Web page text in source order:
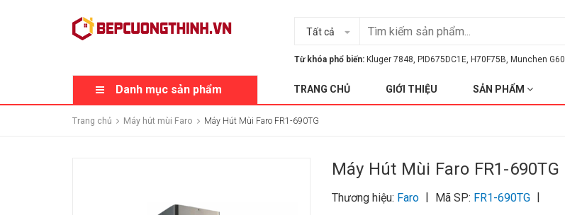
Tất cả
Từ khóa phổ biến: Kluger 7848, PID675DC1E, H70F75B, Munchen G60I
Danh mục sản phẩm TRANG CHỦ GIỚI THIỆU SẢN PHẨM
Trang chủ Máy hút mùi Faro Máy Hút Mùi Faro FR1-690TG
Máy Hút Mùi Faro FR1-690TG
Thương hiệu: Faro | Mã SP: FR1-690TG |